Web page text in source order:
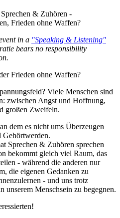
in a "Speaking & Listening"
bears no responsibility
Frieden ohne Waffen?
Viele Menschen sind
zwischen Angst und Hoffnung,
großen Zweifeln.
dem es nicht ums Überzeugen
Gehörtwerden.
Sprechen & Zuhören sprechen
bekommt gleich viel Raum, das
- während die anderen nur
die eigenen Gedanken zu
- und uns trotz
unserem Menschsein zu begegnen.